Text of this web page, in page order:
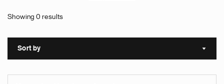
Showing 0 results
Sort by Sort